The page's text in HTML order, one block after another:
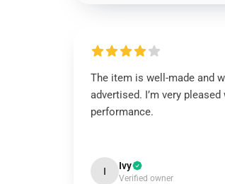
The item is well-made and
advertised. I’m very
performance.
I Ivy
Verified owner